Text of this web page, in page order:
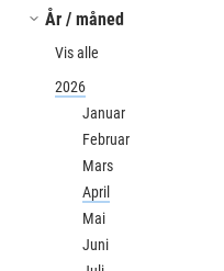
År / måned
Vis alle
2026
Januar
Februar
Mars
April
Mai
Juni